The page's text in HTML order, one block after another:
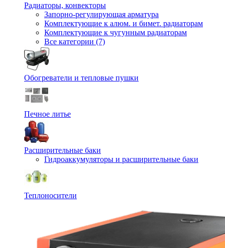
Радиаторы, конвекторы
Запорно-регулирующая арматура
Комплектующие к алюм. и бимет. радиаторам
Комплектующие к чугунным радиаторам
Все категории (7)
Обогреватели и тепловые пушки
Печное литье
Расширительные баки
Гидроаккумуляторы и расширительные баки
Теплоносители